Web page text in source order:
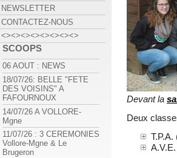
Devant la
Deux
NEWSLETTER
CONTACTEZ-NOUS
<><><><><><><><>
SCOOPS
06 AOUT : NEWS
18/07/26: BELLE "FETE
DES VOISINS" A
FAFOURNOUX
14/07/26 A VOLLORE-
Mgne
11/07/26 : 3 CEREMONIES
Vollore-Mgne & Le
Brugeron